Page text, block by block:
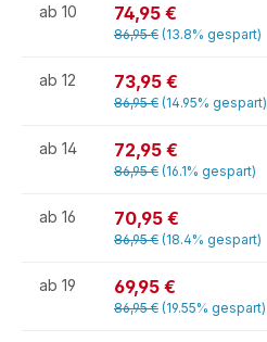
ab 10 74,95 €
86,95 € (13.8% gespart)
ab 12 73,95 €
86,95 € (14.95% gespart)
ab 14 72,95 €
86,95 € (16.1% gespart)
ab 16 70,95 €
86,95 € (18.4% gespart)
ab 19 69,95 €
86,95 € (19.55% gespart)